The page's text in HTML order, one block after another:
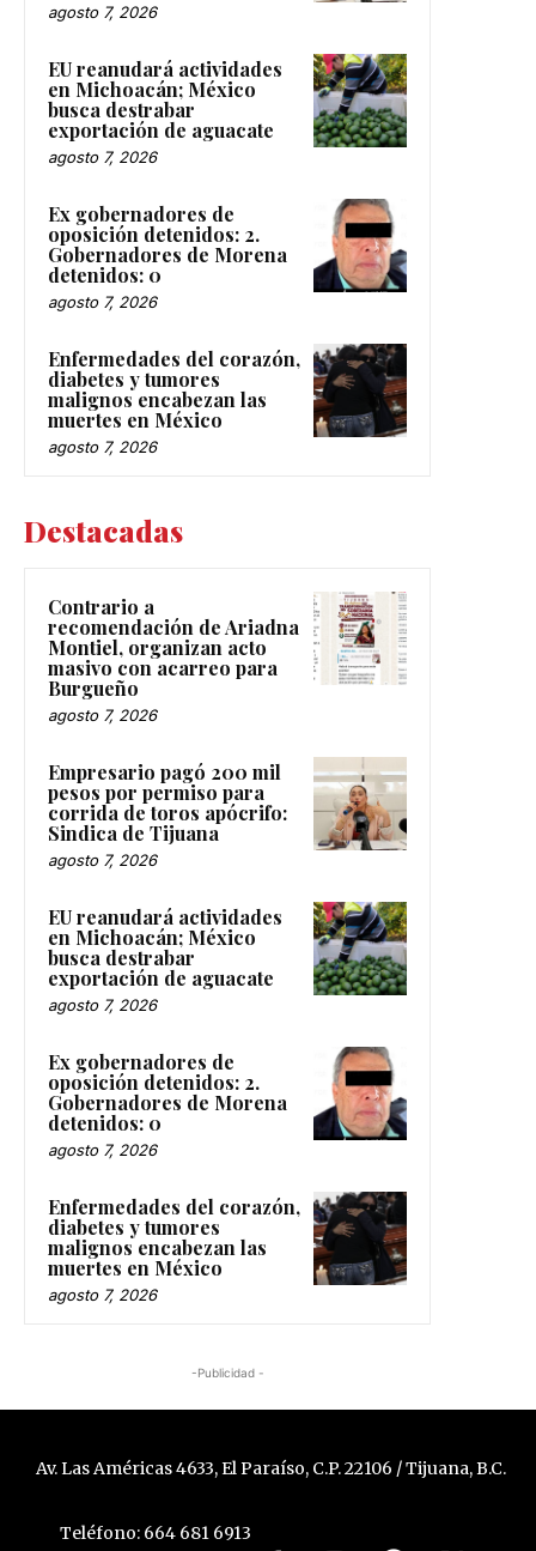
agosto 7, 2026
EU reanudará actividades
en Michoacán; México
busca destrabar
exportación de aguacate
agosto 7, 2026
Ex gobernadores de
oposición detenidos: 2.
Gobernadores de Morena
detenidos: 0
agosto 7, 2026
Enfermedades del corazón,
diabetes y tumores
malignos encabezan las
muertes en México
agosto 7, 2026
Destacadas
Contrario a
recomendación de Ariadna
Montiel, organizan acto
masivo con acarreo para
Burgueño
agosto 7, 2026
Empresario pagó 200 mil
pesos por permiso para
corrida de toros apócrifo:
Sindica de Tijuana
agosto 7, 2026
EU reanudará actividades
en Michoacán; México
busca destrabar
exportación de aguacate
agosto 7, 2026
Ex gobernadores de
oposición detenidos: 2.
Gobernadores de Morena
detenidos: 0
agosto 7, 2026
Enfermedades del corazón,
diabetes y tumores
malignos encabezan las
muertes en México
agosto 7, 2026
-Publicidad -
Av. Las Américas 4633, El Paraíso, C.P. 22106 / Tijuana, B.C.
Teléfono: 664 681 6913